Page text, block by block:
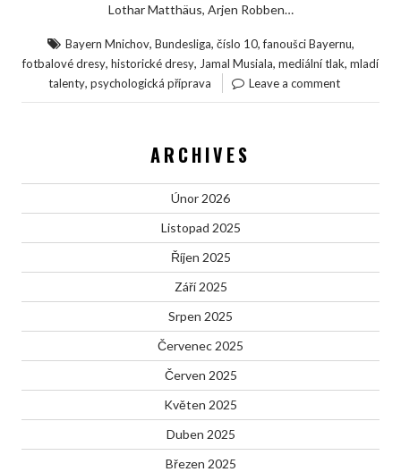
Lothar Matthäus, Arjen Robben…
Bayern Mnichov, Bundesliga, číslo 10,fanoušci Bayernu,
fotbalové dresy, historické dresy, Jamal Musiala, mediální tlak, mladí
talenty, psychologická příprava Leave a comment
ARCHIVES
Únor 2026
Listopad 2025
Říjen 2025
Září 2025
Srpen 2025
Červenec 2025
Červen 2025
Květen 2025
Duben 2025
Březen 2025